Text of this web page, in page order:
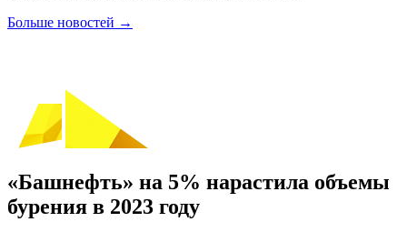
Больше новостей →
«Башнефть» на 5% нарастила объемы
бурения в 2023 году